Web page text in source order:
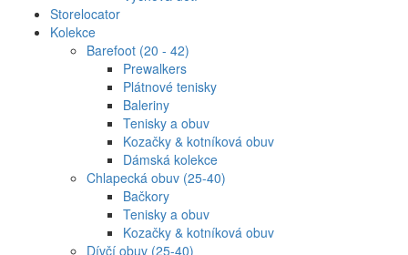
Storelocator
Kolekce
Barefoot (20 - 42)
Prewalkers
Plátnové tenisky
Baleriny
Tenisky a obuv
Kozačky & kotníková obuv
Dámská kolekce
Chlapecká obuv (25-40)
Bačkory
Tenisky a obuv
Kozačky & kotníková obuv
Dívčí obuv (25-40)